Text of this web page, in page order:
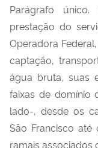
Parágrafo
prestação do
Operadora
captação,
água bruta, suas
faixas de domínio
lado-, desde os
São Francisco
ramais associados